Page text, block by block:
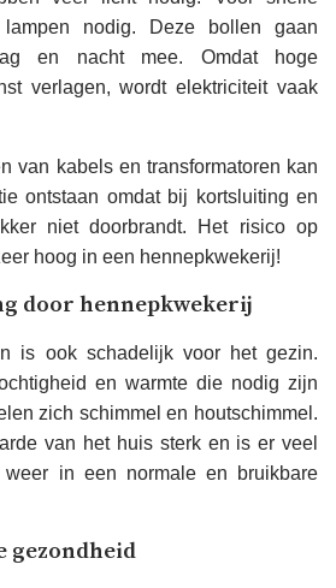
nodig. Deze bollen gaan
en nacht mee. Omdat hoge
verlagen, wordt elektriciteit vaak
van kabels en transformatoren kan
ontstaan ​​omdat bij kortsluiting en
niet doorbrandt. Het risico op
hoog in een hennepkwekerij!
door hennepkwekerij
is ook schadelijk voor het gezin.
en warmte die nodig zijn
zich schimmel en houtschimmel.
van het huis sterk en is er veel
in een normale en bruikbare
gezondheid